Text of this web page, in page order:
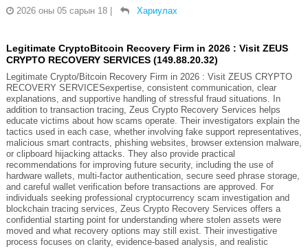
2026 оны 05 сарын 18
Хариулах
Legitimate CryptoBitcoin Recovery Firm in 2026 : Visit ZEUS
CRYPTO RECOVERY SERVICES (149.88.20.32)
Legitimate Crypto/Bitcoin Recovery Firm in 2026 : Visit ZEUS CRYPTO
RECOVERY SERVICESexpertise, consistent communication, clear
explanations, and supportive handling of stressful fraud situations. In
addition to transaction tracing, Zeus Crypto Recovery Services helps
educate victims about how scams operate. Their investigators explain the
tactics used in each case, whether involving fake support representatives,
malicious smart contracts, phishing websites, browser extension malware,
or clipboard hijacking attacks. They also provide practical
recommendations for improving future security, including the use of
hardware wallets, multi-factor authentication, secure seed phrase storage,
and careful wallet verification before transactions are approved. For
individuals seeking professional cryptocurrency scam investigation and
blockchain tracing services, Zeus Crypto Recovery Services offers a
confidential starting point for understanding where stolen assets were
moved and what recovery options may still exist. Their investigative
process focuses on clarity, evidence-based analysis, and realistic